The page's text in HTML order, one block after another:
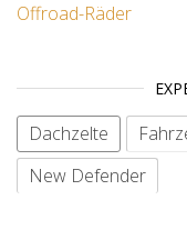
Offroad-Räder
Dachzelte
New Defender